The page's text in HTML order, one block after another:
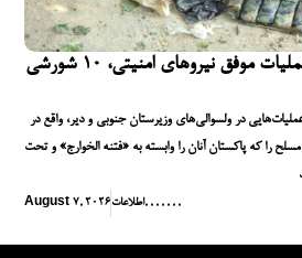
خیبرپختونخوا: در عملیات موفق نیروهای امنیتی، ۱۰ شورشی
در ولسوالی‌های وزیرستان جنوبی و دیر، واقع در
۱۰ فرد مسلح را که پاکستان آنان را وابسته به «فتنه الخوارج» و تحت
August 7, 2026اطلاعات, , , , , , ,